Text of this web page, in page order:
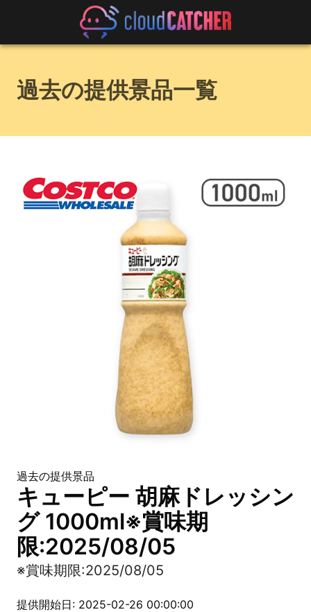
過去の提供景品一覧
過去の提供景品
キューピー 胡麻ドレッシン
グ 1000ml※賞味期
限:2025/08/05
※賞味期限:2025/08/05
提供開始日: 2025-02-26 00:00:00